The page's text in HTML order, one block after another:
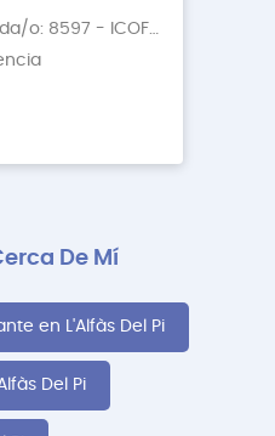
Número de colegiada/o: 8597 - ICOFCV
De Mí
en L'Alfàs Del Pi
Del Pi